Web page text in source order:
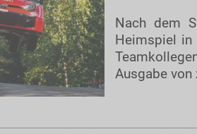
Nach dem
Heimspiel
Ausgabe von